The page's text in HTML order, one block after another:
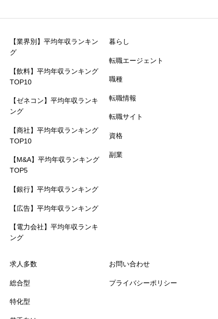
【業界別】平均年収ランキン
グ
【飲料】平均年収ランキング
TOP10
【ゼネコン】平均年収ランキ
ング
【商社】平均年収ランキング
TOP10
【M&A】平均年収ランキング
TOP5
【銀行】平均年収ランキング
【広告】平均年収ランキング
【電力会社】平均年収ランキ
ング
暮らし
転職エージェント
職種
転職情報
転職サイト
資格
副業
求人多数
総合型
特化型
お問い合わせ
プライバシーポリシー